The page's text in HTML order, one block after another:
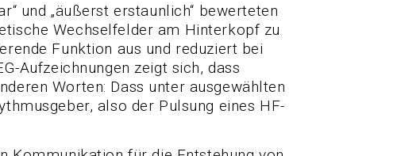
und „äußerst erstaunlich“ bewerteten
Wechselfelder am Hinterkopf zu
Funktion aus und reduziert bei
Aufzeichnungen zeigt sich, dass
Worten: Dass unter ausgewählten
also der Pulsung eines HF-